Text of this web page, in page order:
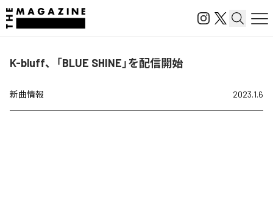
K-bluff、「BLUE SHINE」を配信開始
新曲情報 2023.1.6